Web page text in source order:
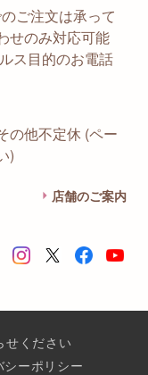
ご注文は承って
せのみ対応可能
ス目的のお電話
の他不定休 (ペー
)
店舗のご案内
せください
シーポリシー